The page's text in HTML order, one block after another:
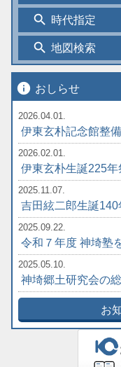
search 時代指定
search 地図検索
info おしらせ
2026.04.01.
伊東玄朴記念館整
2026.02.01.
伊東玄朴生誕225年
2025.11.07.
吉田絃二郎生誕140
2025.09.22.
令和７年度 神埼塾
2025.05.10.
神埼郷土研究会の
お